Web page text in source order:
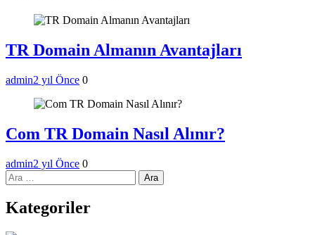
TR Domain Almanın Avantajları
admin2 yıl Önce 0
Com TR Domain Nasıl Alınır?
admin2 yıl Önce 0
Arama:
Kategoriler